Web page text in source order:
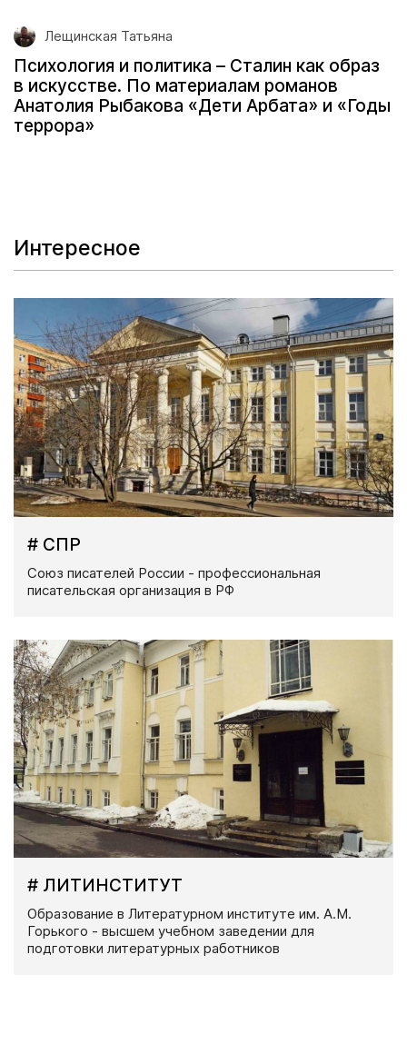
Лещинская Татьяна
Психология и политика – Сталин как образ
в искусстве. По материалам романов
Анатолия Рыбакова «Дети Арбата» и «Годы
террора»
Интересное
# СПР
Союз писателей России - профессиональная
писательская организация в РФ
# ЛИТИНСТИТУТ
Образование в Литературном институте им. А.М.
Горького - высшем учебном заведении для
подготовки литературных работников